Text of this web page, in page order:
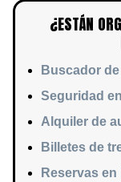
¿ESTÁN
Buscador
Seguridad
Alquiler de
Billetes de
Reservas